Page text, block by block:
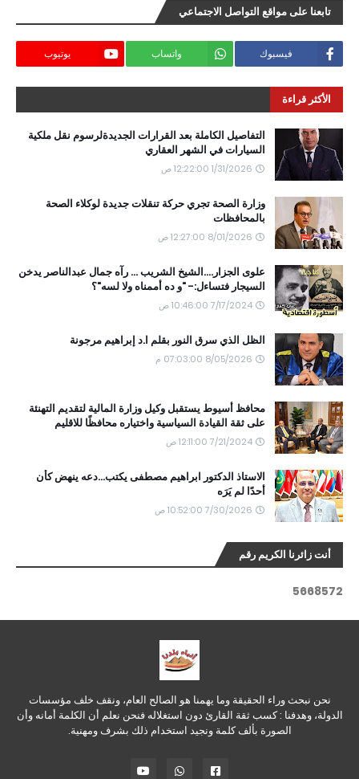
تابعنا على مواقع التواصل الاجتماعي
فيسبوك واتساب يوتيوب
الأكثر قراءة
التفاصيل الكاملة بعد القرارات الجديدةلرسوم نقل ملكية
السيارات في الشهر العقاري
1/31/2026 12:22:00 ص
وزارة الصحة تجري حركة تنقلات جديدة لوكلاء الصحة
بالمحافظات
8/01/2026 12:27:00 ص
علوى الجزار....الشيخ الشريب ... رآه جمال عبدالناصر يدخن
السيجار فتساءل:- "و ده أممناه ولا لسه"؟
7/17/2024 10:46:00 ص
الظل الذي سرق النور بقلم ا.د إبراهيم مرجونة
8/05/2026 07:03:00 م
محافظ أسيوط يستقبل وكيل وزارة المالية لتقديم التهنئة
على ثقة القيادة السياسية واختياره محافظًا للاقليم
7/21/2024 12:11:00 ص
الاستاذ الدكتور ابراهيم مصطفى يكتب...دعه ينهض كأن
أحدًا لم يَرَه
7/30/2026 10:52:00 ص
أنت زائرنا الكريم رقم
5668572
نحن نبحث وراء الحقيقة وما يهمنا هو الصالح العام، ونقف خلف مؤسسات
الدولة، وهدفنا : كسب ثقة القارئ دون استغلاله فنحن نعلم أن الكلمة أمانه وأن
الصورة بألف كلمة ونجيد استخدام ذلك بشرف ومهنية.